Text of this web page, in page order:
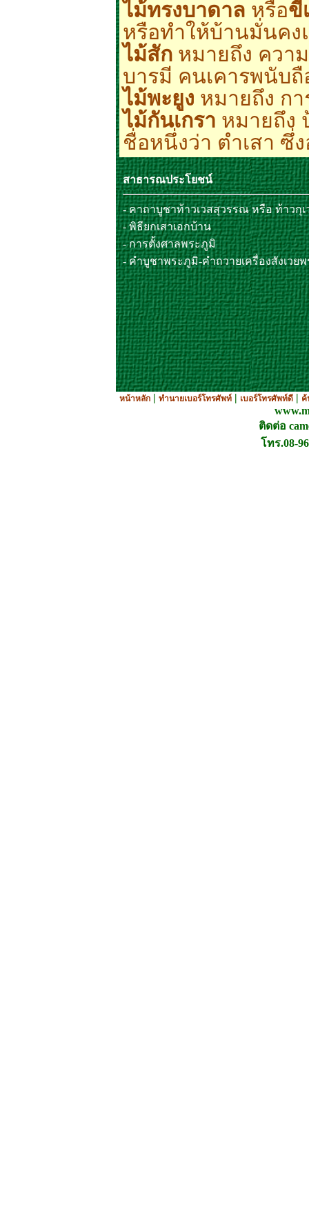
ไม้ทรงบาดาล หรือขี้
หรือทำให้บ้านมั่นคง
ไม้สัก หมายถึง ควา
บารมี คนเคารพนับถื
ไม้พะยูง หมายถึง ก
ไม้กันเกรา หมายถึง
ชื่อหนึ่งว่า ตำเสา ซึ่
สาธารณประโยชน์
- คาถาบูชาท้าวเวสสุวรรณ หรือ ท้าวกุเ
- พิธียกเสาเอกบ้าน
- การตั้งศาลพระภูมิ
- คำบูชาพระภูมิ-คำถวายเครื่องสังเวย
หน้าหลัก | ทำนายเบอร์โทรศัพท์ | เบอร์โทรศัพท์ดี | ค้
ติดต่อ
โทร.08-